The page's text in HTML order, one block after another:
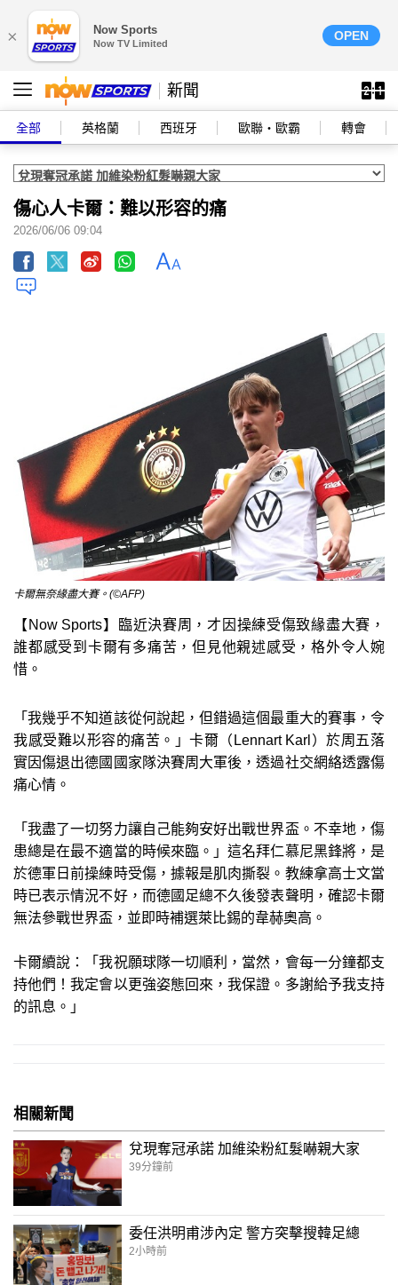
× Now Sports
Now TV Limited
OPEN
新聞
全部 英格蘭 西班牙 歐聯‧歐霸 轉會
傷心人卡爾：難以形容的痛
2026/06/06 09:04
卡爾無奈緣盡大賽。(©AFP)
【Now Sports】臨近決賽周，才因操練受傷致緣盡大賽，
誰都感受到卡爾有多痛苦，但見他親述感受，格外令人婉
惜。
「我幾乎不知道該從何說起，但錯過這個最重大的賽事，令
我感受難以形容的痛苦。」卡爾（Lennart Karl）於周五落
實因傷退出德國國家隊決賽周大軍後，透過社交網絡透露傷
痛心情。
「我盡了一切努力讓自己能夠安好出戰世界盃。不幸地，傷
患總是在最不適當的時候來臨。」這名拜仁慕尼黑鋒將，是
於德軍日前操練時受傷，據報是肌肉撕裂。教練拿高士文當
時已表示情況不好，而德國足總不久後發表聲明，確認卡爾
無法參戰世界盃，並即時補選萊比錫的韋赫奧高。
卡爾續說：「我祝願球隊一切順利，當然，會每一分鐘都支
持他們！我定會以更強姿態回來，我保證。多謝給予我支持
的訊息。」
相關新聞
兌現奪冠承諾 加維染粉紅髮嚇親大家
39分鐘前
委任洪明甫涉內定 警方突擊搜韓足總
2小時前